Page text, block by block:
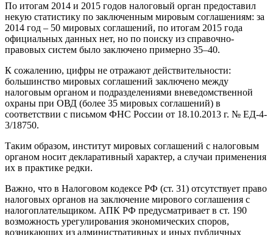
По итогам 2014 и 2015 годов налоговый орган предоставил
некую статистику по заключенным мировым соглашениям: за
2014 год – 50 мировых соглашений, по итогам 2015 года
официальных данных нет, но по поиску из справочно-
правовых систем было заключено примерно 35–40.
К сожалению, цифры не отражают действительности:
большинство мировых соглашений заключено между
налоговым органом и подразделениями вневедомственной
охраны при ОВД (более 35 мировых соглашений) в
соответствии с письмом ФНС России от 18.10.2013 г. № ЕД-4-
3/18750.
Таким образом, институт мировых соглашений с налоговым
органом носит декларативный характер, а случаи применения
их в практике редки.
Важно, что в Налоговом кодексе РФ (ст. 31) отсутствует право
налоговых органов на заключение мирового соглашения с
налогоплательщиком. АПК РФ предусматривает в ст. 190
возможность урегулирования экономических споров,
возникающих из административных и иных публичных